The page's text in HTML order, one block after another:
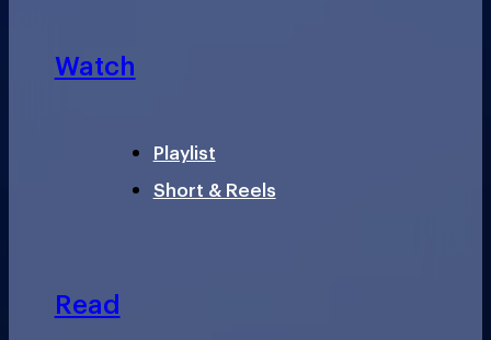
Watch
Playlist
Short & Reels
Read